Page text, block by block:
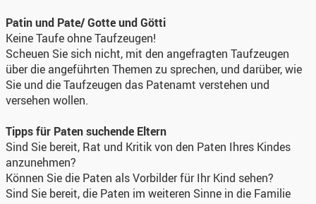
Patin und Pate/ Gotte und Götti
Keine Taufe ohne Taufzeugen!
Scheuen Sie sich nicht, mit den angefragten Taufzeugen
über die angeführten Themen zu sprechen, und darüber, wie
Sie und die Taufzeugen das Patenamt verstehen und
versehen wollen.
Tipps für Paten suchende Eltern
Sind Sie bereit, Rat und Kritik von den Paten Ihres Kindes
anzunehmen?
Können Sie die Paten als Vorbilder für Ihr Kind sehen?
Sind Sie bereit, die Paten im weiteren Sinne in die Familie